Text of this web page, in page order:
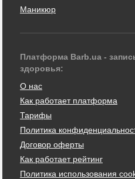
Маникюр
Платформа Barb.ua -
здоровья:
О нас
Как работает платформа
Тарифы
Политика
Договор оферты
Как работает рейтинг
Политика использования